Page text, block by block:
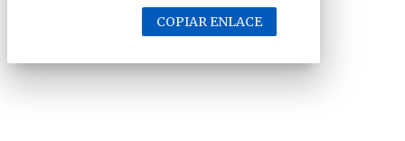
COPIAR ENLACE